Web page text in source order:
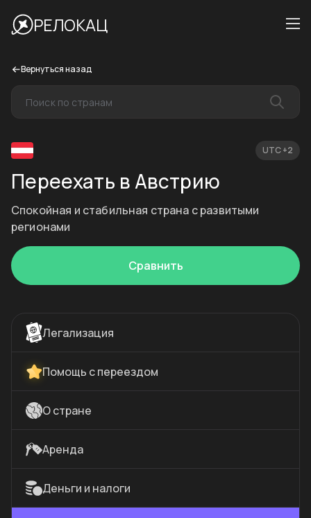
РЕЛОКАЦ
Вернуться назад
UTC +2
Переехать в Австрию
Спокойная и стабильная страна с развитыми
регионами
Сравнить
Легализация
Помощь с переездом
О стране
Аренда
Деньги и налоги